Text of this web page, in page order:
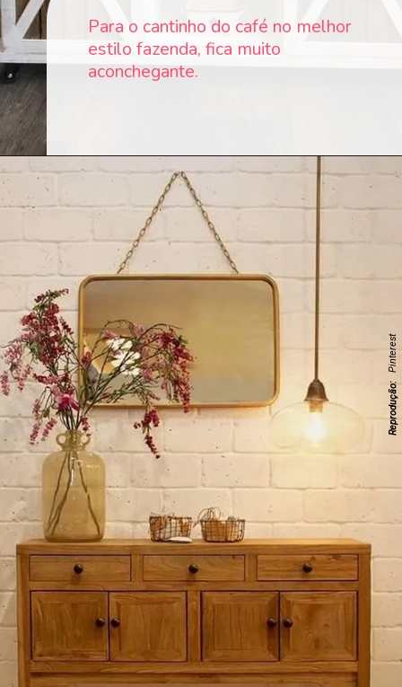
Para o cantinho do café no melhor
estilo fazenda, fica muito
aconchegante.
Reprodução:
Pinterest